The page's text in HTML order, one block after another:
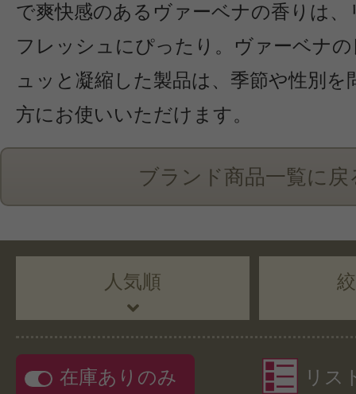
で爽快感のあるヴァーベナの香りは
フレッシュにぴったり。ヴァーベナ
ュッと凝縮した製品は、季節や性別を
方にお使いいただけます。
ブランド商品一覧に戻
人気順
在庫ありのみ リス